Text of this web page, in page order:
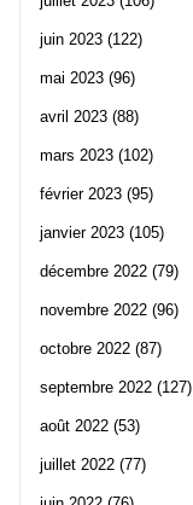
juin 2023 (122)
mai 2023 (96)
avril 2023 (88)
mars 2023 (102)
février 2023 (95)
janvier 2023 (105)
décembre 2022 (79)
novembre 2022 (96)
octobre 2022 (87)
septembre 2022 (127)
août 2022 (53)
juillet 2022 (77)